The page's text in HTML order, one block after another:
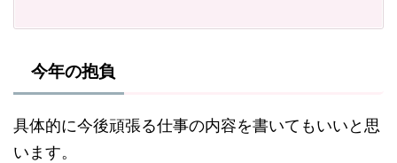
今年の抱負
具体的に今後頑張る仕事の内容を書いてもいいと思
います。